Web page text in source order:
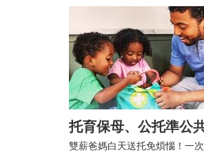
雙薪爸媽白天送托免煩惱！一